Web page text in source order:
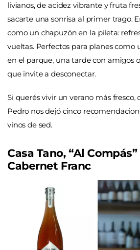
livianos, de acidez vibrante y fruta
sacarte una sonrisa al primer trago.
como un chapuzón en la pileta:
vueltas. Perfectos para planes como
en el parque, una tarde con amigos
que invite a desconectar.
Si querés vivir un verano más fresco,
Pedro nos dejó cinco
vinos de sed.
Casa Tano, “Al
Cabernet Franc